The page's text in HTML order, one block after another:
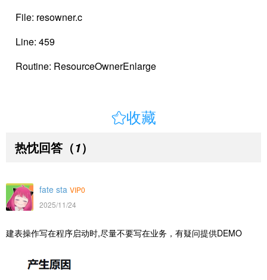
File: resowner.c
Line: 459
Routine: ResourceOwnerEnlarge
收藏
热忱回答 （1）
fate sta VIP0
2025/11/24
建表操作写在程序启动时,尽量不要写在业务，有疑问提供DEMO